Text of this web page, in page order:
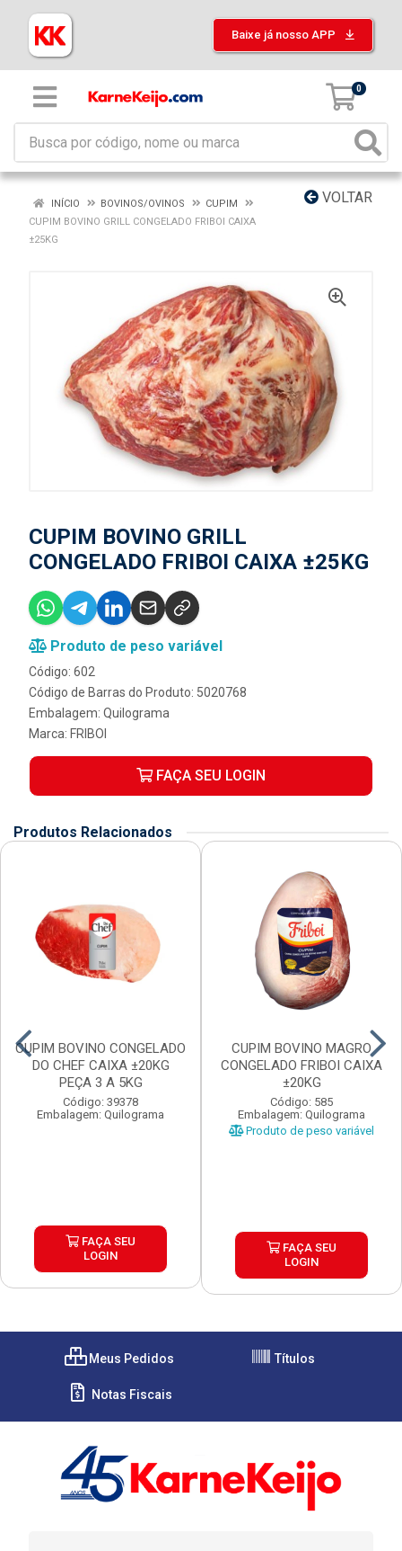
Baixe já nosso APP
0
VOLTAR
INÍCIO BOVINOS/OVINOS
CUPIM
CUPIM BOVINO GRILL CONGELADO FRIBOI CAIXA
±25KG
CUPIM BOVINO GRILL
CONGELADO FRIBOI CAIXA ±25KG
Produto de peso variável
Código: 602
Código de Barras do Produto: 5020768
Embalagem: Quilograma
Marca: FRIBOI
FAÇA SEU LOGIN
Produtos Relacionados
CUPIM BOVINO CONGELADO
DO CHEF CAIXA ±20KG
PEÇA 3 A 5KG
Código: 39378
Embalagem: Quilograma
FAÇA SEU
LOGIN
CUPIM BOVINO MAGRO
CONGELADO FRIBOI CAIXA
±20KG
Código: 585
Embalagem: Quilograma
Produto de peso variável
FAÇA SEU
LOGIN
Meus Pedidos Títulos
Notas Fiscais